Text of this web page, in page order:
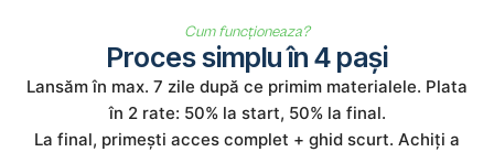
Cum funcționeaza?
Proces simplu în 4 pași
Lansăm în max. 7 zile după ce primim materialele. Plata
în 2 rate: 50% la start, 50% la final.
La final, primești acces complet + ghid scurt. Achiți a